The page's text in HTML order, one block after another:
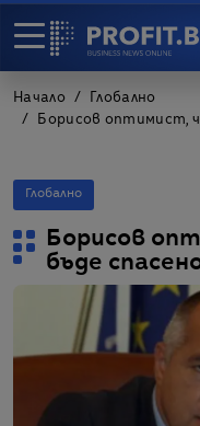
Начало
Глобално
Борисов оптимист,
Глобално
Борисов
бъде